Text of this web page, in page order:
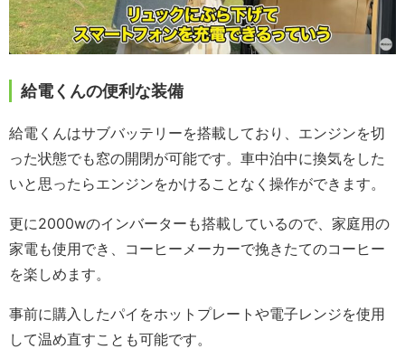
給電くんの便利な装備
給電くんはサブバッテリーを搭載しており、エンジンを切
った状態でも窓の開閉が可能です。車中泊中に換気をした
いと思ったらエンジンをかけることなく操作ができます。
更に2000wのインバーターも搭載しているので、家庭用の
家電も使用でき、コーヒーメーカーで挽きたてのコーヒー
を楽しめます。
事前に購入したパイをホットプレートや電子レンジを使用
して温め直すことも可能です。